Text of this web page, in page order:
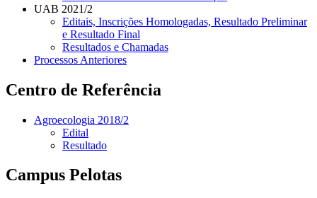
UAB 2021/2
Editais, Inscrições Homologadas, Resultado Preliminar
e Resultado Final
Resultados e Chamadas
Processos Anteriores
Centro de Referência
Agroecologia 2018/2
Edital
Resultado
Campus Pelotas